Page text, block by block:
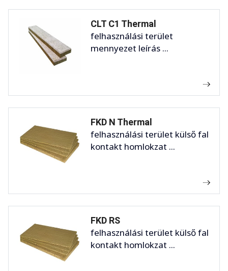
CLT C1 Thermal
felhasználási terület
mennyezet leírás ...
FKD N Thermal
felhasználási terület külső fal
kontakt homlokzat ...
FKD RS
felhasználási terület külső fal
kontakt homlokzat ...